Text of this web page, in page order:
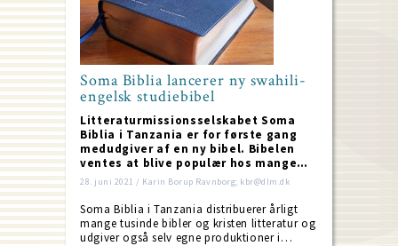
Soma Biblia lancerer ny swahili-
engelsk studiebibel
Litteraturmissionsselskabet Soma
Biblia i Tanzania er for første gang
medudgiver af en ny bibel. Bibelen
ventes at blive populær hos mange…
28. juni 2021 / Karin Borup Ravnborg; kbr@dlm.dk
Soma Biblia i Tanzania distribuerer årligt
mange tusinde bibler og kristen litteratur og
udgiver også selv egne produktioner i…